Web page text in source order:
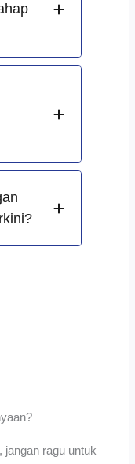
jangan ragu untuk